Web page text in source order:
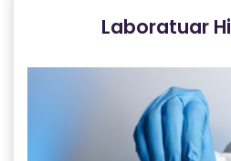
Laboratuar